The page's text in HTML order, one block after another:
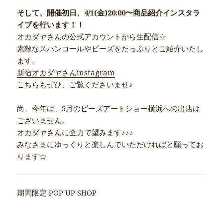
そして、開催初日、4/1(金)20:00〜商品紹介インスタラ
イブを行います！！
オカダヤさんの公式アカウントから生配信☆
素敵なスパンコールやビーズをたっぷりとご紹介いたし
ます。
新宿オカダヤさんinstagram
こちらもぜひ、ご覧くださいませ♪
尚、今年は、5月のビーズアートショー横浜への出店は
ございません。
オカダヤさんに全力で望みます♪♪♪
みなさまにゆっくりと楽しんでいただければと願ってお
ります☆
期間限定 POP UP SHOP